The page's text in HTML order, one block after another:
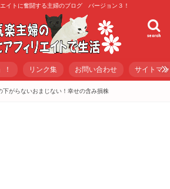
イトに奮闘する主婦のブログ バージョン３！
search
！ リンク集 お問い合わせ サイトマ
下がらないおまじない！幸せの含み損株